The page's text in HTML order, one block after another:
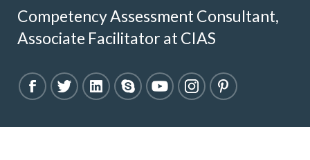
Competency Assessment Consultant,
Associate Facilitator at CIAS